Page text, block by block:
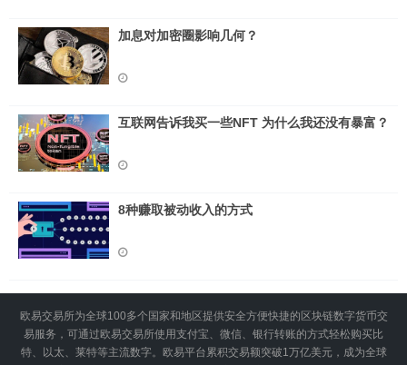
加息对加密圈影响几何？
互联网告诉我买一些NFT 为什么我还没有暴富？
8种赚取被动收入的方式
欧易交易所为全球100多个国家和地区提供安全方便快捷的区块链数字货币交
易服务，可通过欧易交易所使用支付宝、微信、银行转账的方式轻松购买比
特、以太、莱特等主流数字。欧易平台累积交易额突破1万亿美元，成为全球